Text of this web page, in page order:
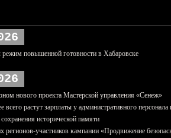
повышенной готовности в Хабаровске
нового проекта Мастерской управления «Сенеж»
растут зарплаты у административного персонала
исторической памяти
регионов-участников кампании «Продвижение